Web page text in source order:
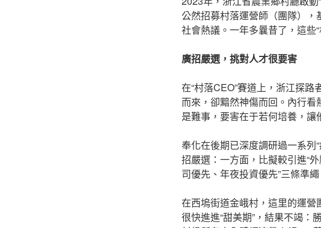
公然招募村落運營師（團隊）
社會熱議。一年多曩昔了，這些
廣招嚴選，挑對人才很要害
在“村落CEO”賽道上，浙江探
而來，卻黯然神傷而回。內行看
是難事，要害在于若何培養，讓
奉化在後期已深度調研過一系列
招嚴選：一方面，比擬較引進“
司優先、年夜投資優先”三條準繩
在西塢街道金峨村，這里的運營
很快進進“甜美期”，結果不竭